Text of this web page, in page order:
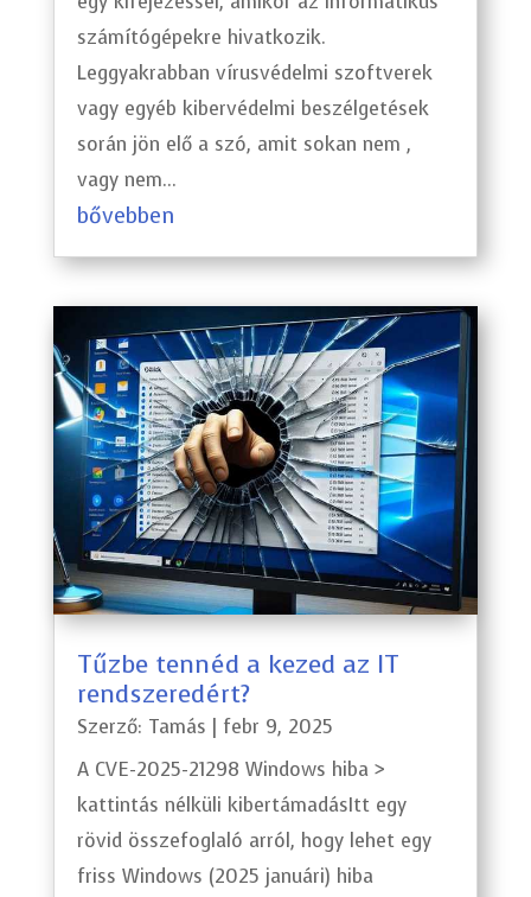
számítógépekre hivatkozik.
Leggyakrabban vírusvédelmi szoftverek
vagy egyéb kibervédelmi beszélgetések
során jön elő a szó, amit sokan nem ,
vagy nem...
bővebben
Tűzbe tennéd a kezed az IT
rendszeredért?
Szerző: Tamás | febr 9, 2025
A CVE-2025-21298 Windows hiba >
kattintás nélküli kibertámadásItt egy
rövid összefoglaló arról, hogy lehet egy
friss Windows (2025 januári) hiba